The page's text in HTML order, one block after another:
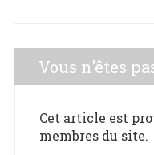
Vous n'êtes
Cet article est
membres du site.